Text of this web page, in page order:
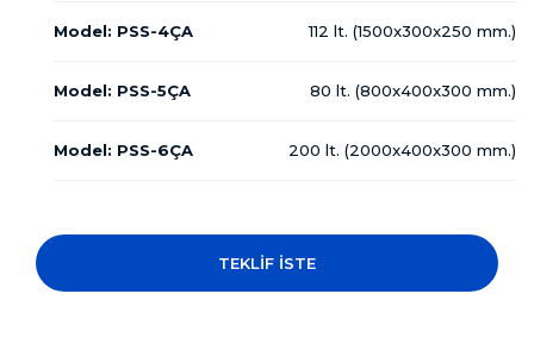
Model: PSS-4ÇA 112 lt. (1500x300x250 mm.)
Model: PSS-5ÇA 80 lt. (800x400x300 mm.)
Model: PSS-6ÇA 200 lt. (2000x400x300 mm.)
TEKLİF İSTE